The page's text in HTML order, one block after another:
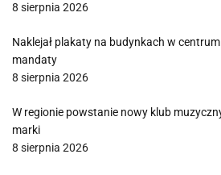
8 sierpnia 2026
Naklejał plakaty na budynkach w
mandaty
8 sierpnia 2026
W regionie powstanie nowy klub
marki
8 sierpnia 2026